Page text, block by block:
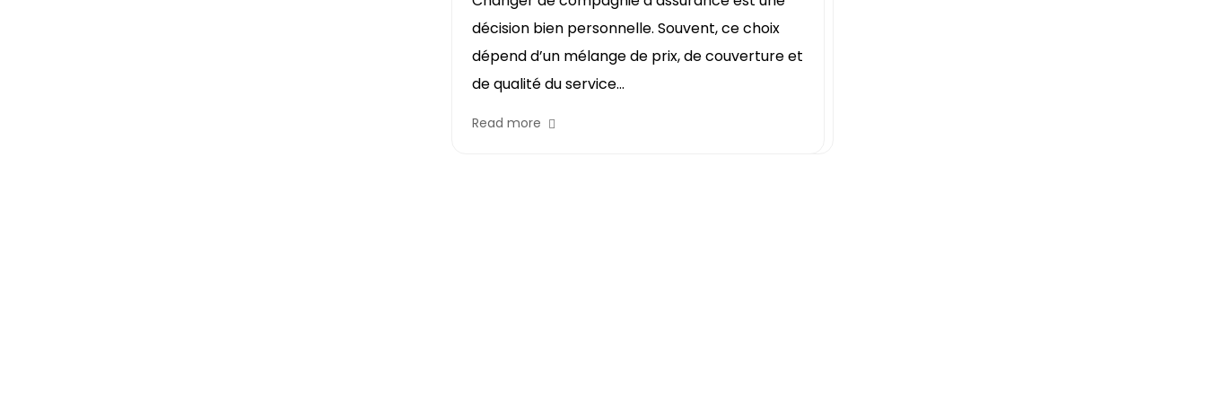
tiennent compte de facteurs comme votre
maison, votre voiture ou votre code postal
pour établir une...
Read more
décision bien personnelle. Souvent, ce choix
dépend d’un mélange de prix, de couverture et
de qualité du service...
Read more